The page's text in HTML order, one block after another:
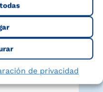
de privacidad
y descubre el
momento de tu
familia